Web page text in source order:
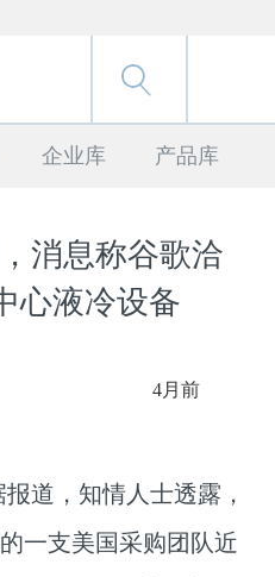
企业库 产品库
消息称谷歌洽
心液冷设备
4月前
道，知情人士透露，
一支美国采购团队近